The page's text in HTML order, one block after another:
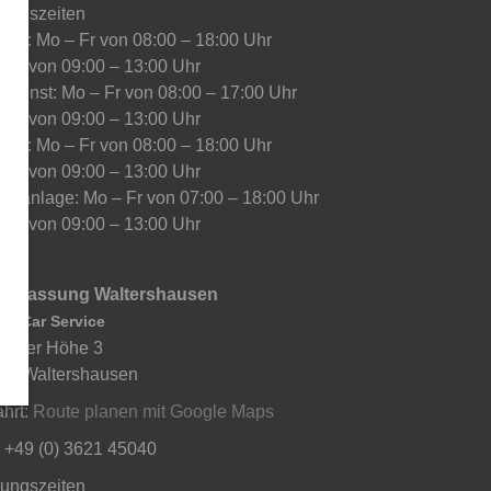
Mo – Fr von 08:00 – 18:00 Uhr
Sa von 09:00 – 13:00 Uhr
Mo – Fr von 08:00 – 17:00 Uhr
Sa von 09:00 – 13:00 Uhr
Mo – Fr von 08:00 – 18:00 Uhr
Sa von 09:00 – 13:00 Uhr
Mo – Fr von 07:00 – 18:00 Uhr
Sa von 09:00 – 13:00 Uhr
Waltershausen
Car Service
Höhe 3
Waltershausen
Route planen mit Google Maps
+49 (0) 3621 45040